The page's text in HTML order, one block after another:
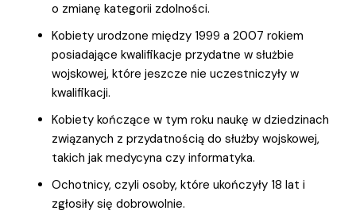
o zmianę kategorii zdolności.
Kobiety urodzone między 1999 a 2007 rokiem
posiadające kwalifikacje przydatne w służbie
wojskowej, które jeszcze nie uczestniczyły w
kwalifikacji.
Kobiety kończące w tym roku naukę w dziedzinach
związanych z przydatnością do służby wojskowej,
takich jak medycyna czy informatyka.
Ochotnicy, czyli osoby, które ukończyły 18 lat i
zgłosiły się dobrowolnie.